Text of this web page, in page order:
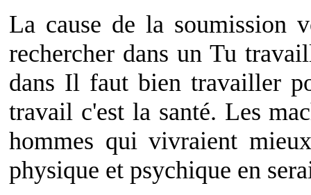
La cause de la soumission
rechercher dans un Tu
dans Il faut bien travailler
travail c'est la santé. Les
hommes qui vivraient
physique et psychique en